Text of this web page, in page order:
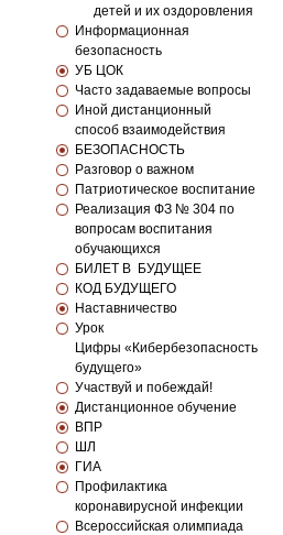
детей и их оздоровления
Информационная
безопасность
УБ ЦОК
Часто задаваемые вопросы
Иной дистанционный
способ взаимодействия
БЕЗОПАСНОСТЬ
Разговор о важном
Патриотическое воспитание
Реализация ФЗ № 304 по
вопросам воспитания
обучающихся
БИЛЕТ В БУДУЩЕЕ
КОД БУДУЩЕГО
Наставничество
Урок
Цифры «Кибербезопасность
будущего»
Участвуй и побеждай!
Дистанционное обучение
ВПР
ШЛ
ГИА
Профилактика
коронавирусной инфекции
Всероссийская олимпиада